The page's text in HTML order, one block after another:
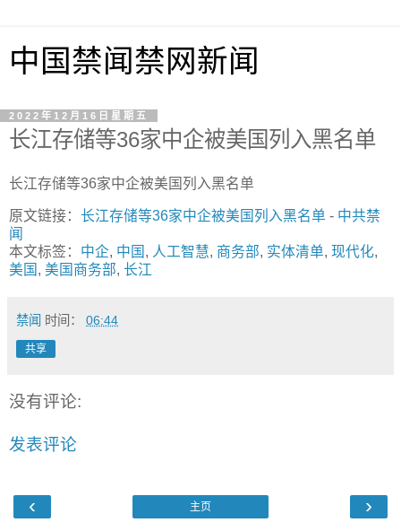
中国禁闻禁网新闻
2022年12月16日星期五
长江存储等36家中企被美国列入黑名单
长江存储等36家中企被美国列入黑名单
原文链接： 长江存储等36家中企被美国列入黑名单 - 中共禁
闻
本文标签： 中企, 中国 , 人工智慧, 商务部, 实体清单, 现代化,
美国 , 美国商务部, 长江
禁闻 时间： 06:44
共享
没有评论:
发表评论
‹ ›
主页